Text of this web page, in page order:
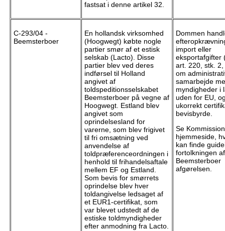
fastsat i denne artikel 32.
C-293/04 -
Beemsterboer
En hollandsk virksomhed
(Hoogwegt) købte nogle
partier smør af et estisk
selskab (Lacto). Disse
partier blev ved deres
indførsel til Holland
angivet af
toldspeditionsselskabet
Beemsterboer på vegne af
Hoogwegt. Estland blev
angivet som
oprindelsesland for
varerne, som blev frigivet
til fri omsætning ved
anvendelse af
toldpræferenceordningen i
henhold til frihandelsaftale
mellem EF og Estland.
Som bevis for smørrets
oprindelse blev hver
toldangivelse ledsaget af
et EUR1-certifikat, som
var blevet udstedt af de
estiske toldmyndigheder
efter anmodning fra Lacto.
Dommen
import eller
eksportafgifter
art. 220, stk.
om
samarbejde
myndigheder i
uden for EU,
ukorrekt
bevisbyrde.
Se
hjemmeside,
kan finde
fortolkningen af
Beemsterboer
afgørelsen.